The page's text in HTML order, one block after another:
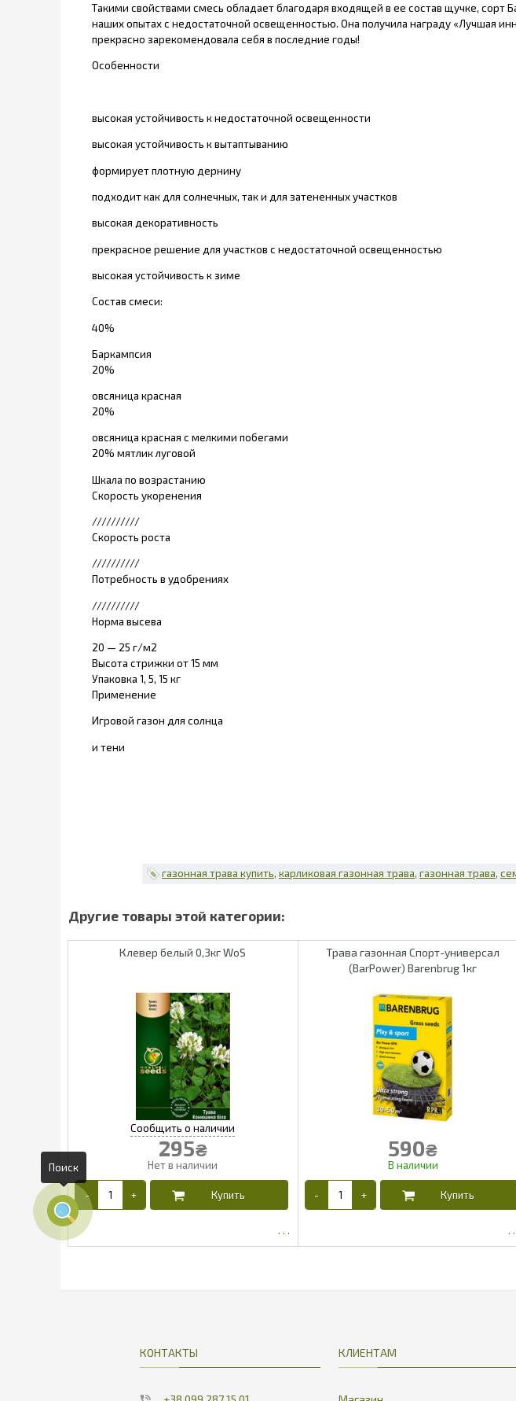
Такими свойствами смесь обладает благодаря входящей в ее состав щучке, сорт
наших опытах с недостаточной освещенностью. Она получила награду «Лучшая
прекрасно зарекомендовала себя в последние годы!
Особенности
высокая устойчивость к недостаточной освещенности
высокая устойчивость к вытаптыванию
формирует плотную дернину
подходит как для солнечных, так и для затененных участков
высокая декоративность
прекрасное решение для участков с недостаточной освещенностью
высокая устойчивость к зиме
Состав смеси:
40%
Баркампсия
20%
овсяница красная
20%
овсяница красная с мелкими побегами
20% мятлик луговой
Шкала по возрастанию
Скорость укоренения
//////////
Скорость роста
//////////
Потребность в удобрениях
//////////
Норма высева
20 — 25 г/м2
Высота стрижки от 15 мм
Упаковка 1, 5, 15 кг
Применение
Игровой газон для солнца
и тени
газонная трава купить карликовая газонная трава газонная трава
Клевер белый 0,3кг WoS
295₴
Трава газонная Спорт-универсал
(BarPower) Barenbrug 1кг
590₴
КОНТАКТЫ КЛИЕНТАМ
Поиск